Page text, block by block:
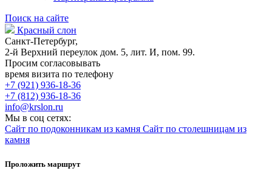
Поиск на сайте
Красный слон
Санкт-Петербург,
2-й Верхний переулок дом. 5, лит. И, пом. 99.
Просим согласовывать
время визита по телефону
+7 (921) 936-18-36
+7 (812) 936-18-36
info@krslon.ru
Мы в соц сетях:
Сайт по подоконникам из камня Сайт по столешницам из
камня
Проложить маршрут